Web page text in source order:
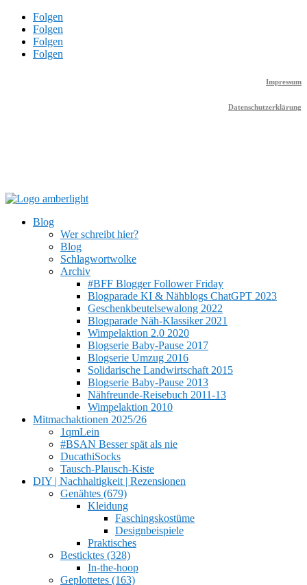
Folgen
Folgen
Folgen
Folgen
Impressum
Datenschutzerklärung
Blog
Wer schreibt hier?
Blog
Schlagwortwolke
Archiv
#BFF Blogger Follower Friday
Blogparade KI & Nähblogs ChatGPT 2023
Geschenkbeutelsewalong 2022
Blogparade Näh-Klassiker 2021
Wimpelaktion 2.0 2020
Blogserie Baby-Pause 2017
Blogserie Umzug 2016
Solidarische Landwirtschaft 2015
Blogserie Baby-Pause 2013
Nähfreunde-Reisebuch 2011-13
Wimpelaktion 2010
Mitmachaktionen 2025/26
1qmLein
#BSAN Besser spät als nie
DucathiSocks
Tausch-Plausch-Kiste
DIY | Nachhaltigkeit | Rezensionen
Genähtes (679)
Kleidung
Faschingskostüme
Designbeispiele
Praktisches
Besticktes (328)
In-the-hoop
Geplottetes (163)